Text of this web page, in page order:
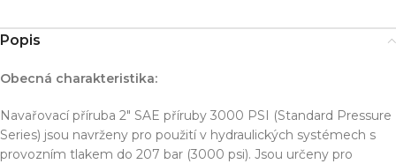
Popis
Obecná charakteristika:
Navařovací příruba 2″ SAE příruby 3000 PSI (Standard Pressure
Series) jsou navrženy pro použití v hydraulických systémech s
provozním tlakem do 207 bar (3000 psi). Jsou určeny pro